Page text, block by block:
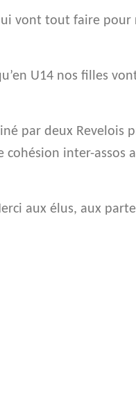
vont tout faire
U14 nos filles
par deux Revelois
inter-assos
aux élus, aux